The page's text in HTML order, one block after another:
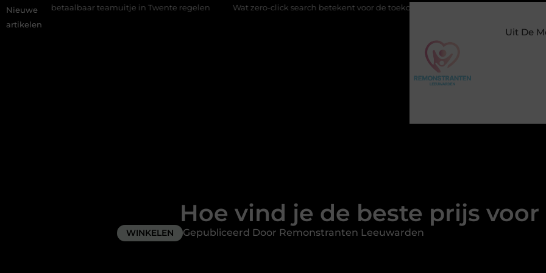
Nieuwe
artikelen
teamuitje in Twente regelen Wat zero-click search betekent voor de toekomst van online zichtbaarheid
Uit De
Hoe vind je de beste prijs voor
WINKELEN Gepubliceerd Door Remonstranten Leeuwarden